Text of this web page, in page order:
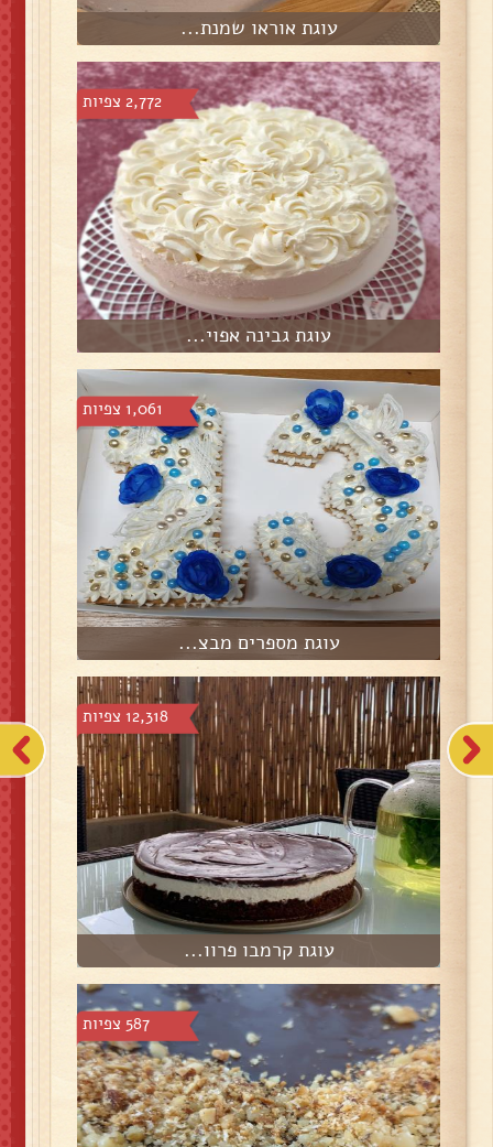
עוגת אוראו שמנת...
2,772 צפיות
עוגת גבינה אפוי...
1,061 צפיות
עוגת מספרים מבצ...
12,318 צפיות
עוגת קרמבו פרוו...
587 צפיות